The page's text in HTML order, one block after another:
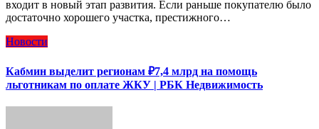
входит в новый этап развития. Если раньше покупателю было
достаточно хорошего участка, престижного…
Новости
Кабмин выделит регионам ₽7,4 млрд на помощь
льготникам по оплате ЖКУ | РБК Недвижимость